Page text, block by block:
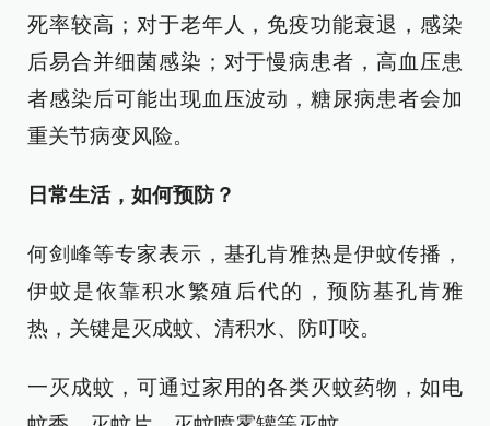
死率较高；对于老年人，免疫功能衰退，感染
后易合并细菌感染；对于慢病患者，高血压患
者感染后可能出现血压波动，糖尿病患者会加
重关节病变风险。
日常生活，如何预防？
何剑峰等专家表示，基孔肯雅热是伊蚊传播，
伊蚊是依靠积水繁殖后代的，预防基孔肯雅
热，关键是灭成蚊、清积水、防叮咬。
一灭成蚊，可通过家用的各类灭蚊药物，如电